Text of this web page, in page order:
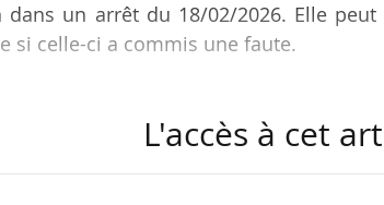
dans un arrêt du 18/02/2026. Elle
si celle-ci a commis une faute.
utilisatrice en 2019. Il saisit le
L'accès à cet